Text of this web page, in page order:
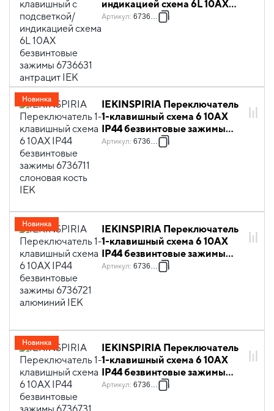
индикацией схема 6L 10АХ
безвинтовые зажимы 6736631
Артикул: 6736631
IEKINSPIRIA Переключатель
1-клавишный схема 6 10АХ
IP44 безвинтовые зажимы
6736711 слоновая кость IEK
Артикул: 6736711
Новинка
IEKINSPIRIA Переключатель
1-клавишный схема 6 10АХ
IP44 безвинтовые зажимы
6736721 алюминий IEK
Артикул: 6736721
Новинка
IEKINSPIRIA Переключатель
1-клавишный схема 6 10АХ
IP44 безвинтовые зажимы
6736731 антрацит IEK
Артикул: 6736731
Новинка